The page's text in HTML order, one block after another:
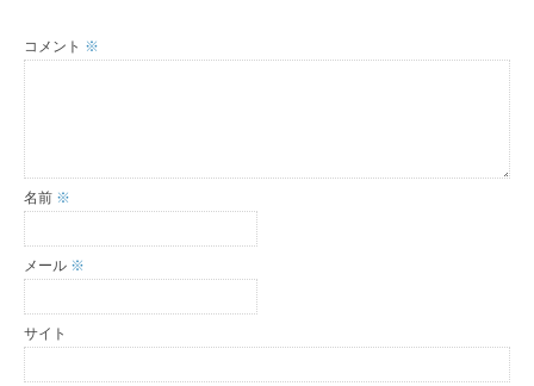
コメント ※
名前 ※
メール ※
サイト